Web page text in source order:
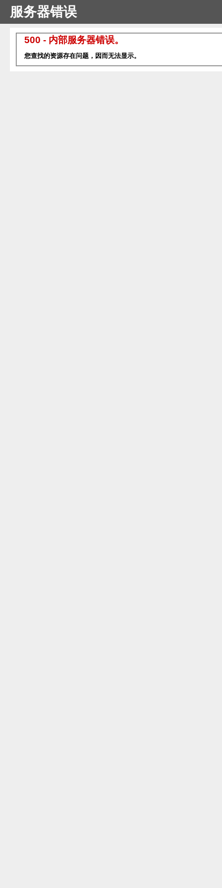
服务器错误
500 - 内部服务器错误。
您查找的资源存在问题，因而无法显示。